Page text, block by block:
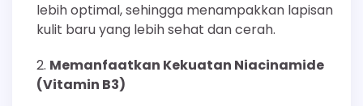
lebih optimal, sehingga menampakkan lapisan
kulit baru yang lebih sehat dan cerah.
Memanfaatkan Kekuatan Niacinamide
(Vitamin B3)